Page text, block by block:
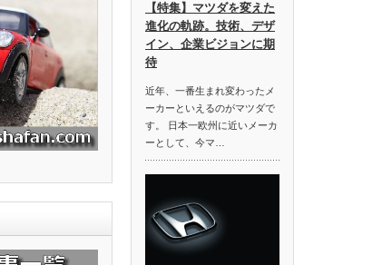
【特集】マツダを変えた
進化の軌跡。技術、デザ
イン、企業ビジョンに期
待
近年、一番生まれ変わったメ
ーカーといえるのがマツダで
す。 日本一欧州に近いメーカ
ーとして、今マ…